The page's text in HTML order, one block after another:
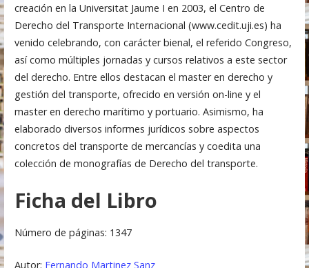
creación en la Universitat Jaume I en 2003, el Centro de
Derecho del Transporte Internacional (www.cedit.uji.es) ha
venido celebrando, con carácter bienal, el referido Congreso,
así como múltiples jornadas y cursos relativos a este sector
del derecho. Entre ellos destacan el master en derecho y
gestión del transporte, ofrecido en versión on-line y el
master en derecho marítimo y portuario. Asimismo, ha
elaborado diversos informes jurídicos sobre aspectos
concretos del transporte de mercancías y coedita una
colección de monografías de Derecho del transporte.
Ficha del Libro
Número de páginas: 1347
Autor: Fernando Martinez Sanz